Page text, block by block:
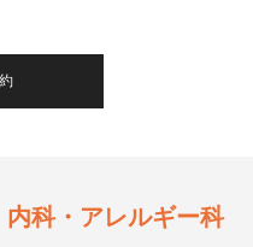
内科・アレルギー科